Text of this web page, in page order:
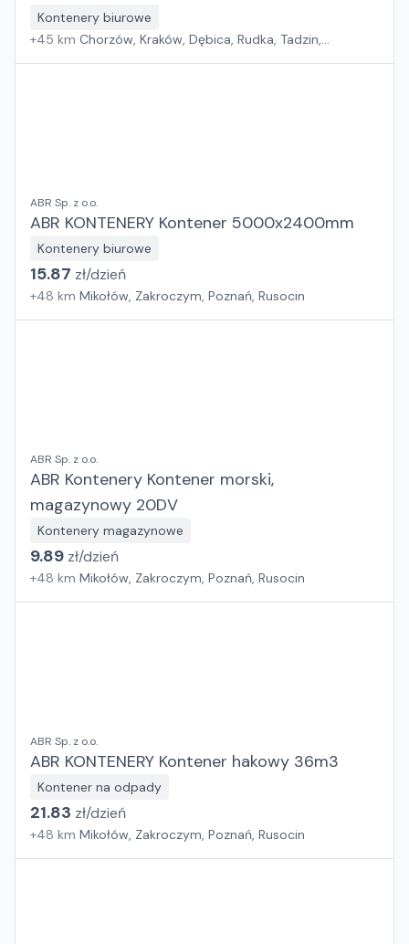
Kontenery biurowe
+45 km Chorzów, Kraków, Dębica, Rudka, Tadzin,
ABR Sp. z o.o.
ABR KONTENERY Kontener 5000x2400mm
Kontenery biurowe
15.87 zł/dzień
+48 km Mikołów, Zakroczym, Poznań, Rusocin
ABR Sp. z o.o.
ABR Kontenery Kontener morski,
magazynowy 20DV
Kontenery magazynowe
9.89 zł/dzień
+48 km Mikołów, Zakroczym, Poznań, Rusocin
ABR Sp. z o.o.
ABR KONTENERY Kontener hakowy 36m3
Kontener na odpady
21.83 zł/dzień
+48 km Mikołów, Zakroczym, Poznań, Rusocin